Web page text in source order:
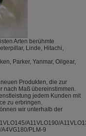
Arten berühmte
Linde, Hitachi,
Parker, Yanmar, Oilgear,
Produkten, die zur
nach Maß übereinstimmen.
jedem Kunden mit
zu erbringen.
wir unterhalb der
A11VLO190/
PLM-9